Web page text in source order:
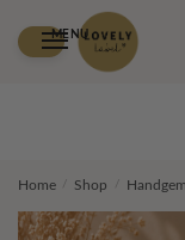
navigation
content
MENU
Home Shop